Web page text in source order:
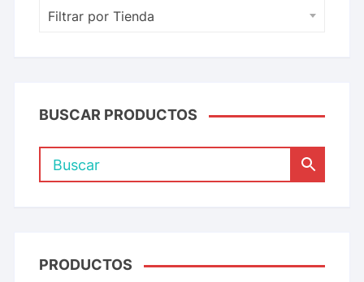
Filtrar por Tienda
BUSCAR PRODUCTOS
PRODUCTOS